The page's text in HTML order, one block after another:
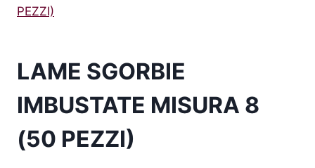
LAME SGORBIE
IMBUSTATE MISURA 8
(50 PEZZI)